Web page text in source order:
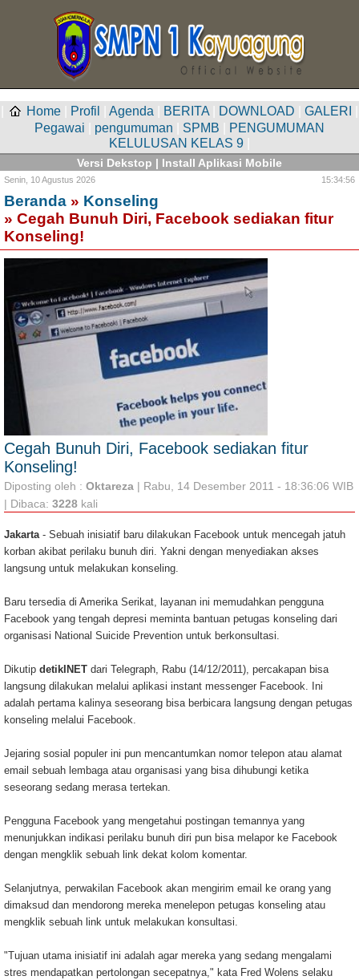
Home Profil Agenda BERITA DOWNLOAD GALERI
Pegawai
pengumuman SPMB
PENGUMUMAN
KELULUSAN KELAS 9
Versi Dekstop | Install Aplikasi Mobile
Senin, 10 Agustus 2026 15:34:56
Beranda » Konseling
» Cegah Bunuh Diri, Facebook sediakan fitur
Konseling!
Cegah Bunuh Diri, Facebook sediakan fitur
Konseling!
Diposting oleh : Oktareza | Rabu, 14 Desember 2011 - 18:36:06 WIB
| Dibaca: 3228 kali
Jakarta- Sebuah inisiatif baru dilakukan Facebook untuk mencegah jatuh
korban akibat perilaku bunuh diri. Yakni dengan menyediakan akses
langsung untuk melakukan konseling.
Baru tersedia di Amerika Serikat, layanan ini memudahkan pengguna
Facebook yang tengah depresi meminta bantuan petugas konseling dari
organisasi National Suicide Prevention untuk berkonsultasi.
Dikutip detikINET dari Telegraph, Rabu (14/12/2011), percakapan bisa
langsung dilakukan melalui aplikasi instant messenger Facebook. Ini
adalah pertama kalinya seseorang bisa berbicara langsung dengan petugas
konseling melalui Facebook.
Jejaring sosial populer ini pun mencantumkan nomor telepon atau alamat
email sebuah lembaga atau organisasi yang bisa dihubungi ketika
seseorang sedang merasa tertekan.
Pengguna Facebook yang mengetahui postingan temannya yang
menunjukkan indikasi perilaku bunuh diri pun bisa melapor ke Facebook
dengan mengklik sebuah link dekat kolom komentar.
Selanjutnya, perwakilan Facebook akan mengirim email ke orang yang
dimaksud dan mendorong mereka menelepon petugas konseling atau
mengklik sebuah link untuk melakukan konsultasi.
"Tujuan utama inisiatif ini adalah agar mereka yang sedang mengalami
stres mendapatkan pertolongan secepatnya," kata Fred Wolens selaku